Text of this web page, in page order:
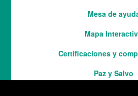
Mesa de
Mapa
ServicesCertificaciones y
Paz y Salvo